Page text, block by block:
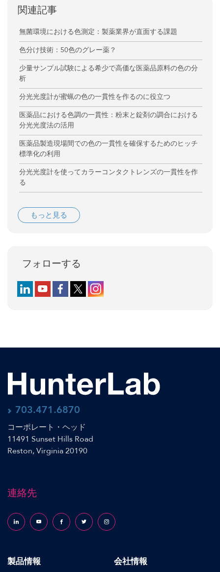
関連記事
無菌環境における色測定：製薬業界が直面する課題
色分け技術：50色のグレー薬？
少量サンプル試験による希少で高価な医薬品原料の色の分
析
分光光度計が蜜蝋の色の一貫性を作るのに役立つ
医薬品における色調の一貫性：粉末と錠剤の調合における
分光光度法の活用
医薬品製造現場間での色の一貫性を確保するためのヒッチ
標準化の利用
分光光度計を使ってカラーコンタクトレンズの一貫性を作
る
もっと見る
フォローする
Follow us on LinkedIn
Follow us on YouTube
Follow us on Facebook
Follow us on X (formerly Twitter)
Follow us on Instagram
703.471.6870
コーポレート・ヘッド
11491 Sunset Hills Road
Reston, Virginia 20190
連絡先
Follow us on LinkedInFollow us on YouTubeFollow us on Facebook
Follow us on X (formerly Twitter)
Follow us on Instagram
製品情報 会社情報